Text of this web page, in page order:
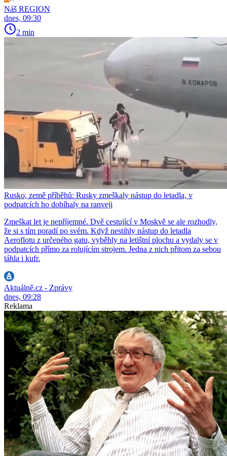
Náš REGION
dnes, 09:30
2 min
Rusko, země příběhů: Rusky zmeškaly nástup do letadla, v
podpatcích ho dobíhaly na ranveji
Zmeškat let je nepříjemné. Dvě cestující v Moskvě se ale rozhodly,
že si s tím poradí po svém. Když nestihly nástup do letadla
Aeroflotu z určeného gatu, vyběhly na letištní plochu a vydaly se v
podpatcích přímo za rolujícím strojem. Jedna z nich přitom za sebou
táhla i kufr.
Aktuálně.cz - Zprávy
dnes, 09:28
Reklama